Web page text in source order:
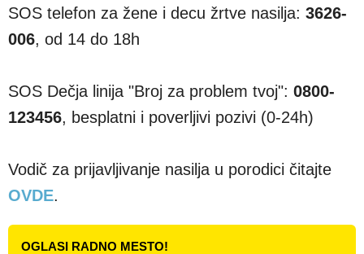
SOS telefon za žene i decu žrtve nasilja: 3626-
006, od 14 do 18h
SOS Dečja linija "Broj za problem tvoj": 0800-
123456, besplatni i poverljivi pozivi (0-24h)
Vodič za prijavljivanje nasilja u porodici čitajte
OVDE.
OGLASI RADNO MESTO!